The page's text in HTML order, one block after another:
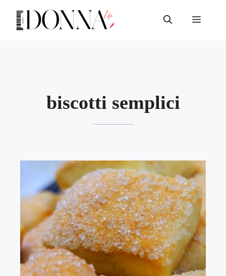
contenuto
Menu
biscotti semplici